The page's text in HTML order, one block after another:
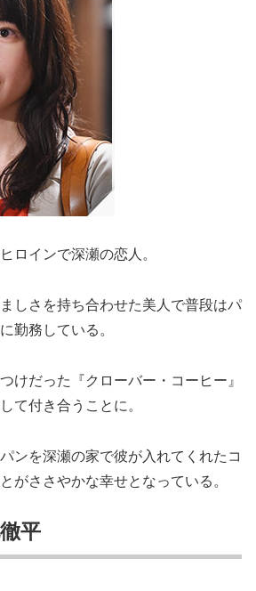
ロインで深瀬の恋人。
しさを持ち合わせた美人で普段はパ
勤務している。
けだった『クローバー・コーヒー』
て付き合うことに。
ンを深瀬の家で彼が入れてくれたコ
がささやかな幸せとなっている。
平